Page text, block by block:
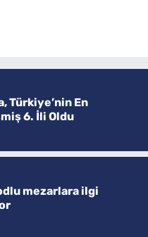
Türkiye’nin En
6. İli Oldu
mezarlara ilgi